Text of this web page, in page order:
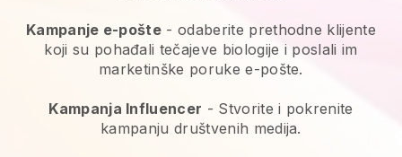
Kampanje e-pošte - odaberite prethodne klijente
koji su pohađali tečajeve biologije i poslali im
marketinške poruke e-pošte.
Kampanja Influencer - Stvorite i pokrenite
kampanju društvenih medija.